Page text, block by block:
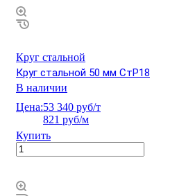
Круг стальной
Круг стальной 50 мм СтР18
В наличии
Цена:53 340 руб/т
821 руб/м
Купить